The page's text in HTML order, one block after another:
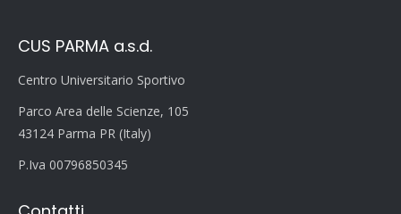
CUS PARMA a.s.d.
Centro Universitario Sportivo
Parco Area delle Scienze, 105
43124 Parma PR (Italy)
P.Iva 00796850345